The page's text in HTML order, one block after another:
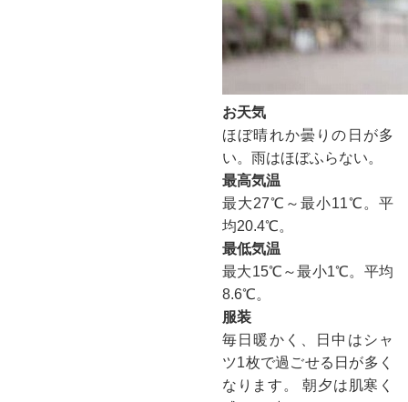
お天気
ほぼ晴れか曇りの日が多
い。雨はほぼふらない。
最高気温
最大27℃～最小11℃。平
均20.4℃。
最低気温
最大15℃～最小1℃。平均
8.6℃。
服装
毎日暖かく、日中はシャ
ツ1枚で過ごせる日が多く
なります。 朝夕は肌寒く